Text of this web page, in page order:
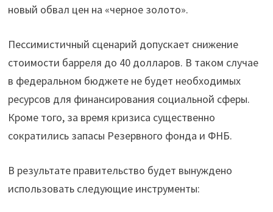
новый обвал цен на «черное золото».
Пессимистичный сценарий допускает снижение
стоимости барреля до 40 долларов. В таком случае
в федеральном бюджете не будет необходимых
ресурсов для финансирования социальной сферы.
Кроме того, за время кризиса существенно
сократились запасы Резервного фонда и ФНБ.
В результате правительство будет вынуждено
использовать следующие инструменты: